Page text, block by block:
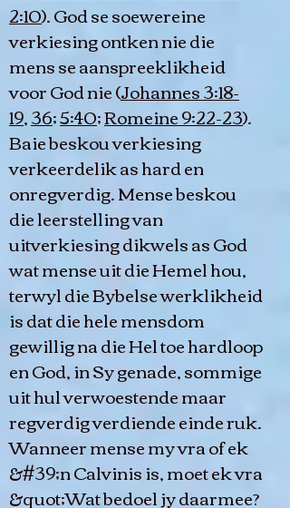
2:10). God se soewereine
verkiesing ontken nie die
mens se aanspreeklikheid
voor God nie (Johannes 3:18-
19,36;5:40;Romeine 9:22-23).
Baie beskou verkiesing
verkeerdelik as hard en
onregverdig. Mense beskou
die leerstelling van
uitverkiesing dikwels as God
wat mense uit die Hemel hou,
terwyl die Bybelse werklikheid
is dat die hele mensdom
gewillig na die Hel toe hardloop
en God, in Sy genade, sommige
uit hul verwoestende maar
regverdig verdiende einde ruk.
Wanneer mense my vra of ek
&#39;n Calvinis is, moet ek vra
&quot;Wat bedoel jy daarmee?